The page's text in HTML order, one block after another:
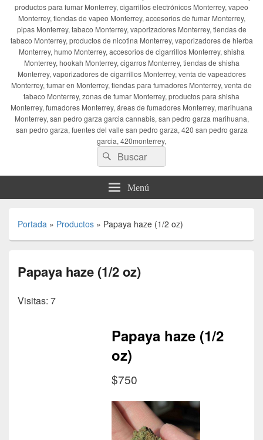
productos para fumar Monterrey, cigarrillos electrónicos Monterrey, vapeo
Monterrey, tiendas de vapeo Monterrey, accesorios de fumar Monterrey,
pipas Monterrey, tabaco Monterrey, vaporizadores Monterrey, tiendas de
tabaco Monterrey, productos de nicotina Monterrey, vaporizadores de hierba
Monterrey, humo Monterrey, accesorios de cigarrillos Monterrey, shisha
Monterrey, hookah Monterrey, cigarros Monterrey, tiendas de shisha
Monterrey, vaporizadores de cigarrillos Monterrey, venta de vapeadores
Monterrey, fumar en Monterrey, tiendas para fumadores Monterrey, venta de
tabaco Monterrey, zonas de fumar Monterrey, productos para shisha
Monterrey, fumadores Monterrey, áreas de fumadores Monterrey, marihuana
Monterrey, san pedro garza garcia cannabis, san pedro garza marihuana,
san pedro garza, fuentes del valle san pedro garza, 420 san pedro garza
garcia, 420monterrey,
Buscar
por:
Buscar
Menú
Portada » Productos » Papaya haze (1/2 oz)
Papaya haze (1/2 oz)
Visitas: 7
Papaya haze (1/2
oz)
$750